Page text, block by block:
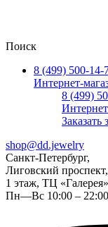
Поиск
8 (499) 500-14-
Интернет-
8 (499)
Заказать
shop@dd.jewelry
Санкт-Петербург,
Лиговский
1 этаж, ТЦ «Галерея»
Пн—Вс 10:00 – 22:00